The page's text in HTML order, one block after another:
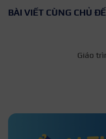
BÀI VIẾT CÙNG CHỦ ĐỀ